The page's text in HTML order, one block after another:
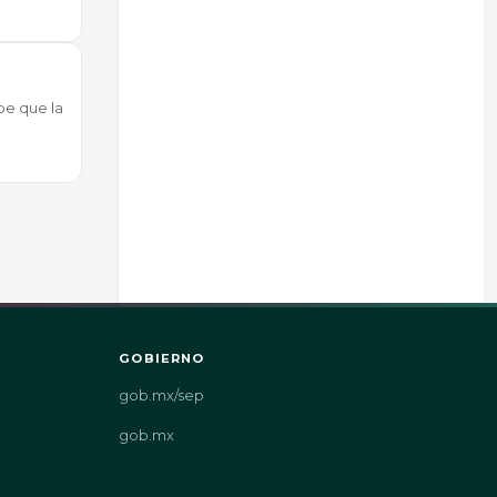
que la
GOBIERNO
gob.mx/sep
gob.mx